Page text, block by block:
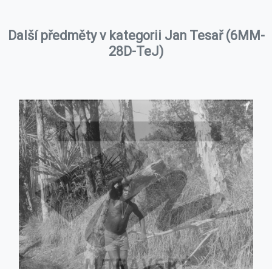
Další předměty v kategorii Jan Tesař (6MM-
28D-TeJ)